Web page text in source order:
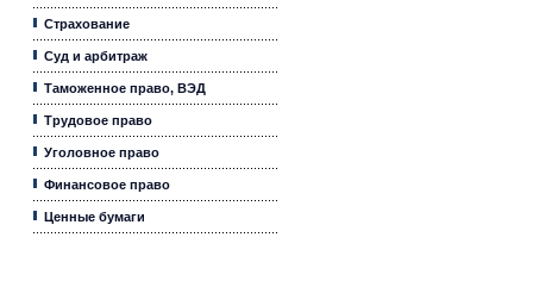
Страхование
Суд и арбитраж
Таможенное право, ВЭД
Трудовое право
Уголовное право
Финансовое право
Ценные бумаги